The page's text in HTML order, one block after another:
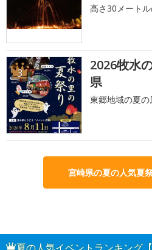
高さ30メート
3
2026牧水
県
東郷地域の夏の
宮崎県の夏の人気夏